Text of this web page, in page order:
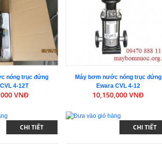
nóng trục đứng
4-12T
VNĐ
CHI TIẾT
Máy bơm nước nóng trục đứng
Ewara CVL 4-12
10,150,000 VNĐ
CHI TIẾT